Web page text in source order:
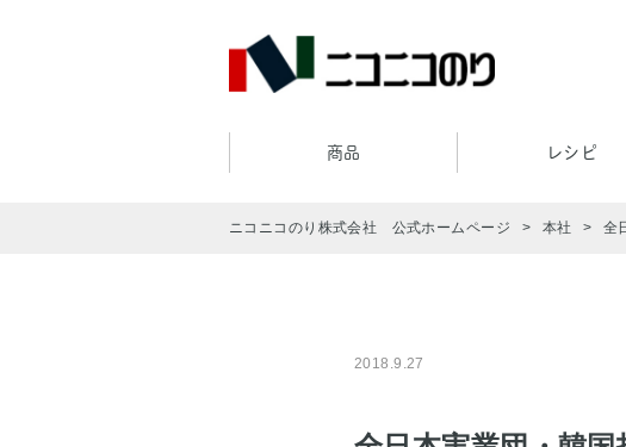
商品 レシピ
ニコニコのり株式会社 公式ホームページ 本社 全
2018.9.27